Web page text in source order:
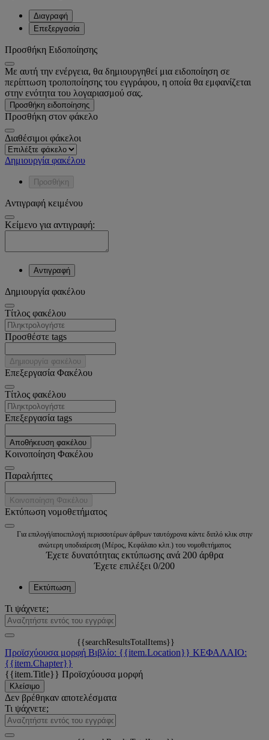
Διαγραφή
Επεξεργασία
Προσθήκη Ειδοποίησης
Με αυτή την ενέργεια, θα δημιουργηθεί μια ειδοποίηση σε
περίπτωση τροποποίησης του εγγράφου, η οποία θα εμφανίζεται
στην ενότητα του λογαριασμού σας.
Προσθήκη ειδοποίησης
Προσθήκη στον φάκελο
Διαθέσιμοι φάκελοι
Δημιουργία φακέλου
Προσθήκη
Αντιγραφή κειμένου
Κείμενο για αντιγραφή:
Αντιγραφή
Δημιουργία φακέλου
Tίτλος φακέλου
Προσθέστε tags
Δημιουργία φακέλου
Επεξεργασία Φακέλου
Tίτλος φακέλου
Επεξεργασία tags
Αποθήκευση φακέλου
Κοινοποίηση Φακέλου
Παραλήπτες
Κοινοποίηση Φακέλου
Εκτύπωση νομοθετήματος
Για επιλογή/αποεπιλογή περισσοτέρων άρθρων ταυτόχρονα κάντε διπλό κλικ στην
ανώτερη υποδιαίρεση (Μέρος, Κεφάλαιο κλπ.) του νομοθετήματος
Έχετε δυνατότητας εκτύπωσης ανά 200 άρθρα
Έχετε επιλέξει 0/200
Εκτύπωση
Τι ψάχνετε;
{{searchResultsTotalItems}}
Προϊσχύουσα μορφή Βιβλίο: {{item.Location}} ΚΕΦΑΛΑΙΟ:
{{item.Chapter}}
{{item.Title}} Προϊσχύουσα μορφή
Κλείσιμο
Δεν βρέθηκαν αποτελέσματα
Τι ψάχνετε;